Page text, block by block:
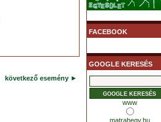
következő esemény ►
FACEBOOK
GOOGLE KERESÉS
www
matrahegy.hu